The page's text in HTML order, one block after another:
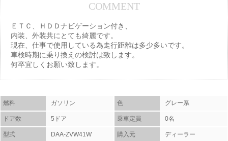
COMMENT
ＥＴＣ、ＨＤＤナビゲーション付き、
内装、外装共にとても綺麗です。
現在、仕事で使用している為走行距離は多少多いです。
車検時期に乗り換えの検討は致します。
何卒宜しくお願い致します。
燃料 ガソリン 色 グレー系
ドア数 5ドア 乗車定員 0名
型式 DAA-ZVW41W 購入元 ディーラー